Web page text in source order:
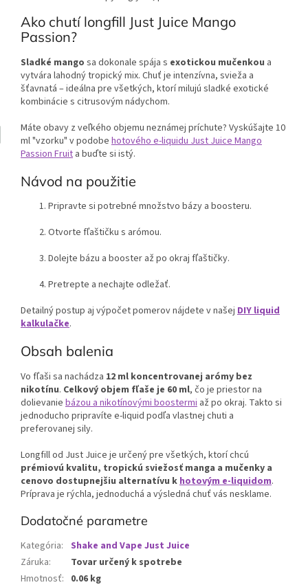
Ako chutí longfill Just Juice Mango
Passion?
Sladké mango sa dokonale spája s exotickou mučenkou a
vytvára lahodný tropický mix. Chuť je intenzívna, svieža a
šťavnatá – ideálna pre všetkých, ktorí milujú sladké exotické
kombinácie s citrusovým nádychom.
Máte obavy z veľkého objemu neznámej príchute? Vyskúšajte 10
ml "vzorku" v podobe hotového e-liquidu Just Juice Mango
Passion Fruit a buďte si istý.
Návod na použitie
Pripravte si potrebné množstvo bázy a boosteru.
Otvorte fľaštičku s arómou.
Dolejte bázu a booster až po okraj fľaštičky.
Pretrepte a nechajte odležať.
Detailný postup aj výpočet pomerov nájdete v našej DIY liquid
kalkulačke.
Obsah balenia
Vo fľaši sa nachádza 12 ml koncentrovanej arómy bez
nikotínu. Celkový objem fľaše je 60 ml, čo je priestor na
dolievanie bázou a nikotínovými boostermi až po okraj. Takto si
jednoducho pripravíte e-liquid podľa vlastnej chuti a
preferovanej sily.
Longfill od Just Juice je určený pre všetkých, ktorí chcú
prémiovú kvalitu, tropickú sviežosť manga a mučenky a
cenovo dostupnejšiu alternatívu khotovým e-liquidom.
Príprava je rýchla, jednoduchá a výsledná chuť vás nesklame.
Dodatočné parametre
Kategória: Shake and Vape Just Juice
Záruka:
Tovar určený k spotrebe
Hmotnosť: 0.06 kg